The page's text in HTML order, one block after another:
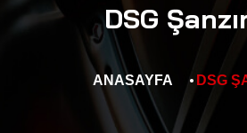
DSG
ANASAYFA DSG